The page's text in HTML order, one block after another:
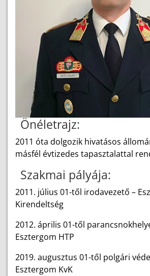
Önéletrajz:
2011 óta dolgozik hivatásos
másfél évtizedes tapasztalattal
Szakmai pályája:
2011. július 01-től irodavezető –
Kirendeltség
2012. április 01-től
Esztergom HTP
2019. augusztus 01-től polgári
Esztergom KvK